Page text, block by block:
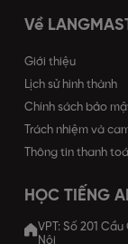
Về
Giới thiệu
Lịch sử hình thành
Chính sách bảo
Trách nhiệm và
Thông tin thanh
HỌC TIẾNG
VPT: Số 201
Nội